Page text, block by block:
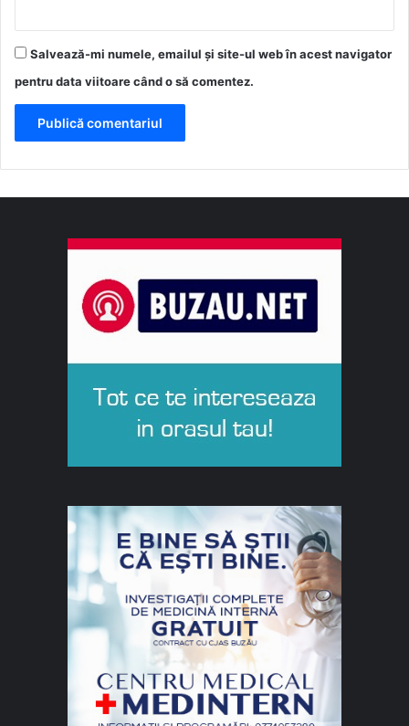
Salvează-mi numele, emailul și site-ul web în acest navigator
pentru data viitoare când o să comentez.